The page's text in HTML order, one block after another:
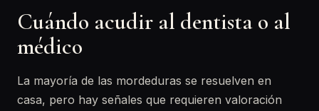
Cuándo acudir al dentista o al
médico
La mayoría de las mordeduras se resuelven en
casa, pero hay señales que requieren valoración